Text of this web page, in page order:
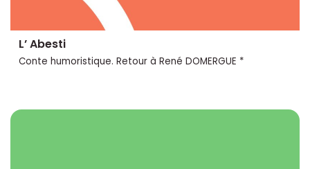
L’ Abesti
Conte humoristique. Retour à René DOMERGUE *